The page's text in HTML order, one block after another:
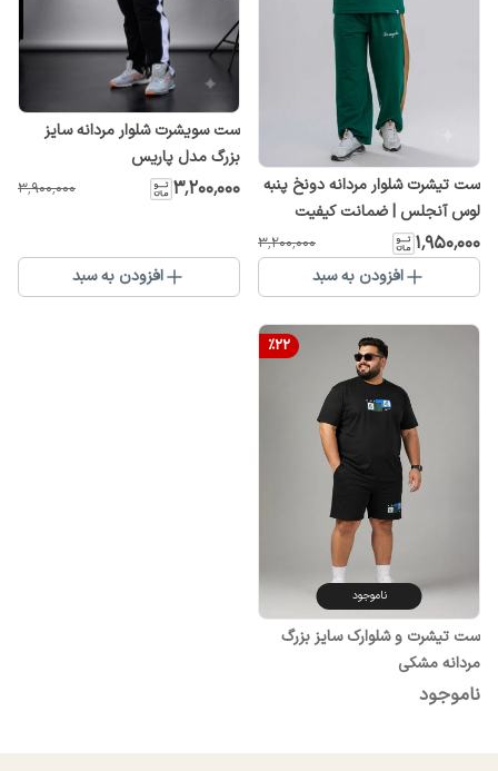
ست تیشرت شلوار مردانه دونخ پنبه
لوس آنجلس | ضمانت کیفیت
۱٬۹۵۰٬۰۰۰ ۳٬۲۰۰٬۰۰۰
افزودن به سبد
ست سویشرت شلوار مردانه سایز
بزرگ مدل پاریس
۳٬۲۰۰٬۰۰۰ ۳٬۹۰۰٬۰۰۰
افزودن به سبد
%22
ناموجود
ست تیشرت و شلوارک سایز بزرگ
مردانه مشکی
ناموجود